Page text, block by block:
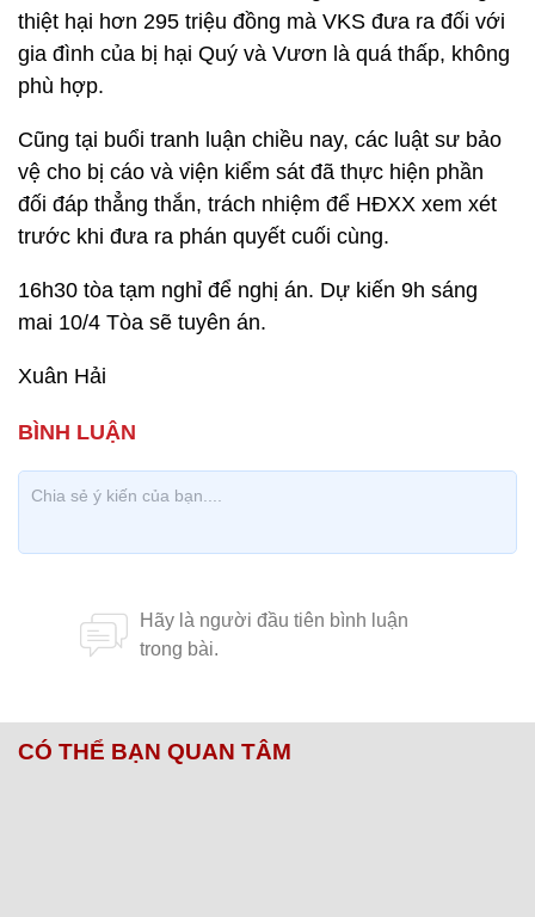
thiệt hại hơn 295 triệu đồng mà VKS đưa ra đối với
gia đình của bị hại Quý và Vươn là quá thấp, không
phù hợp.
Cũng tại buổi tranh luận chiều nay, các luật sư bảo
vệ cho bị cáo và viện kiểm sát đã thực hiện phần
đối đáp thẳng thắn, trách nhiệm để HĐXX xem xét
trước khi đưa ra phán quyết cuối cùng.
16h30 tòa tạm nghỉ để nghị án. Dự kiến 9h sáng
mai 10/4 Tòa sẽ tuyên án.
Xuân Hải
CÓ THỂ BẠN QUAN TÂM